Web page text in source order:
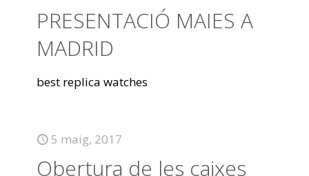
PRESENTACIÓ MAIES A
MADRID
best replica watches
5 maig, 2017
Obertura de les caixes